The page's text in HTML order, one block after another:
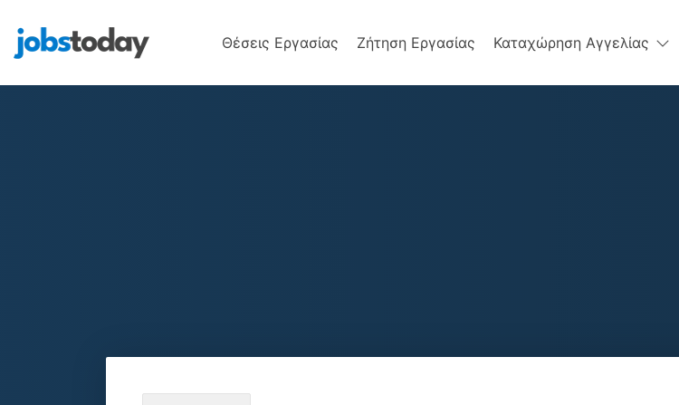
Θέσεις Εργασίας Ζήτηση Εργασίας Καταχώρηση Αγγελίας